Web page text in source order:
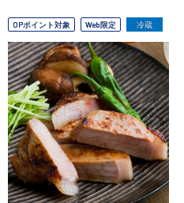
OPポイント対象 Web限定 冷蔵